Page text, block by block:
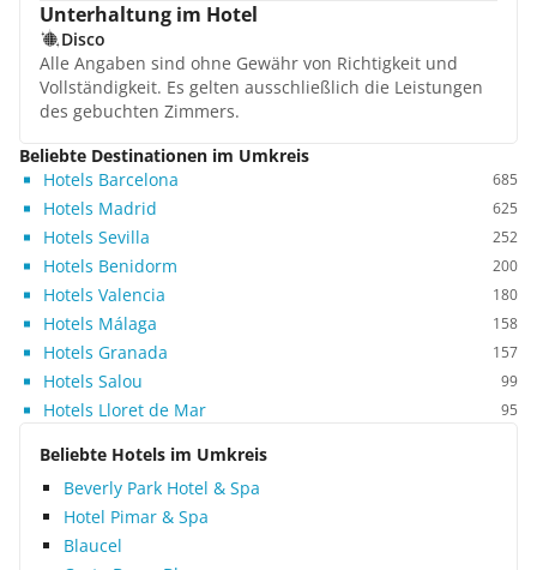
Unterhaltung im Hotel
Disco
Alle Angaben sind ohne Gewähr von Richtigkeit und
Vollständigkeit. Es gelten ausschließlich die Leistungen
des gebuchten Zimmers.
Beliebte Destinationen im Umkreis
Hotels Barcelona
685
Hotels Madrid 625
Hotels Sevilla 252
Hotels Benidorm 200
Hotels Valencia 180
Hotels Málaga 158
Hotels Granada 157
Hotels Salou 99
Hotels Lloret de Mar 95
Beliebte Hotels im Umkreis
Beverly Park Hotel & Spa
Hotel Pimar & Spa
Blaucel